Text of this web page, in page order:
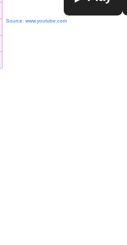
Source: www.youtube.com